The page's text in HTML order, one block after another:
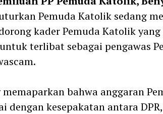
Pemuda Katolik sedang
kader Pemuda Katolik
terlibat sebagai pengawas
memaparkan bahwa anggaran
dengan kesepakatan antara